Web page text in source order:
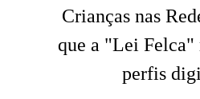
Crianças nas
que a "Lei Felca"
perfis